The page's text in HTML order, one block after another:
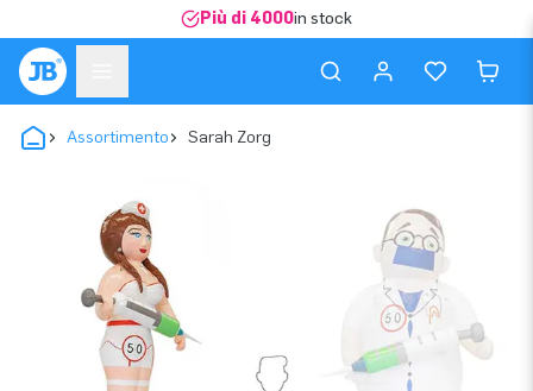
Più di 4000in stock
Assortimento Sarah Zorg